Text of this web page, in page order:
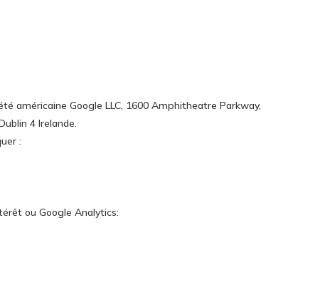
américaine Google LLC, 1600 Amphitheatre Parkway,
4 Irelande.
:
ou Google Analytics: